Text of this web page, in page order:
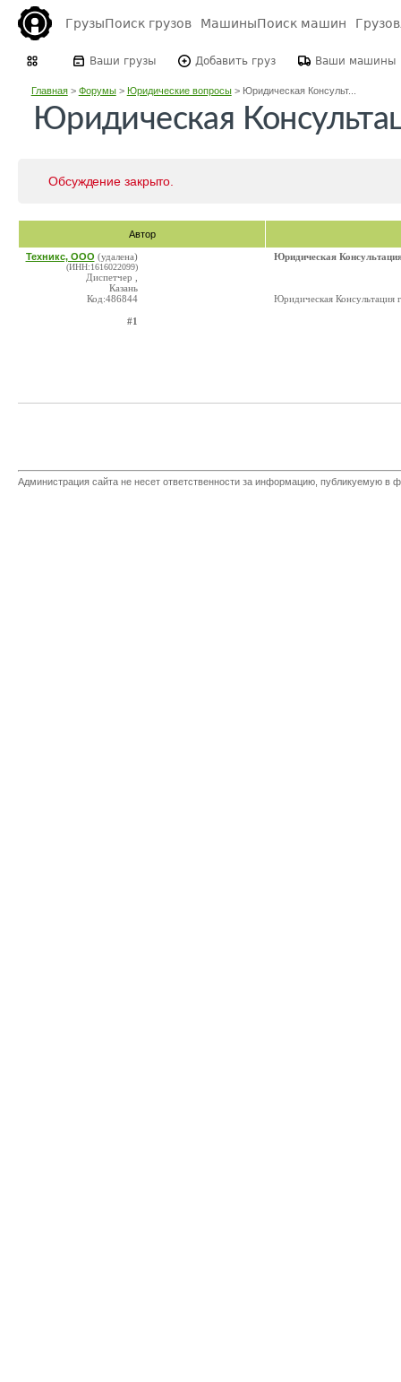
ГрузыПоиск грузов МашиныПоиск машин
Ваши грузы Добавить груз Ваши машины
Главная> Форумы> Юридические вопросы> Юридическая Консульт...
Юридическая
Обсуждение закрыто.
Автор
Техникс, ООО (удалена)
(ИНН:1616022099)
Диспетчер ,
Казань
Код:486844
#1
Юридическая
Юридическая Консультация
Администрация сайта не несет ответственности за информацию, публикуемую